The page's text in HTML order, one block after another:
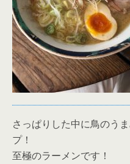
さっぱりした中に鳥のう
プ！
至極のラーメンです！